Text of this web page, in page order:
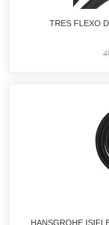
TRES FLEXO
HANSGROHE